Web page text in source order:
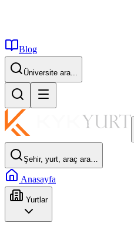
Blog
İstanbul...
Şehir, yurt, araç ara…
Anasayfa
Yurtlar